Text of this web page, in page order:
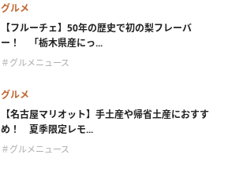
グルメ
【フルーチェ】50年の歴史で初の梨フレーバ
ー！ 「栃木県産にっ...
＃グルメニュース
グルメ
【名古屋マリオット】手土産や帰省土産におすす
め！ 夏季限定レモ...
＃グルメニュース